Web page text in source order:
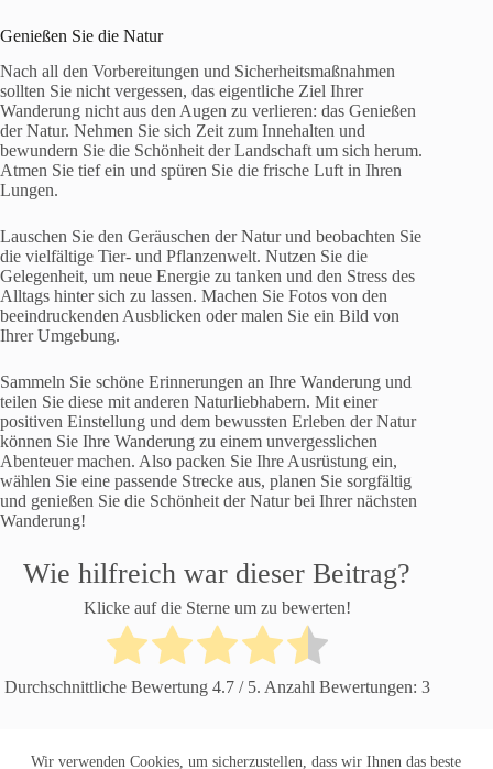
Wir verwenden Cookies, um sicherzustellen, dass wir Ihnen das beste
Genießen Sie die Natur
Nach all den Vorbereitungen und Sicherheitsmaßnahmen
sollten Sie nicht vergessen, das eigentliche Ziel Ihrer
Wanderung nicht aus den Augen zu verlieren: das Genießen
der Natur. Nehmen Sie sich Zeit zum Innehalten und
bewundern Sie die Schönheit der Landschaft um sich herum.
Atmen Sie tief ein und spüren Sie die frische Luft in Ihren
Lungen.
Lauschen Sie den Geräuschen der Natur und beobachten Sie
die vielfältige Tier- und Pflanzenwelt. Nutzen Sie die
Gelegenheit, um neue Energie zu tanken und den Stress des
Alltags hinter sich zu lassen. Machen Sie Fotos von den
beeindruckenden Ausblicken oder malen Sie ein Bild von
Ihrer Umgebung.
Sammeln Sie schöne Erinnerungen an Ihre Wanderung und
teilen Sie diese mit anderen Naturliebhabern. Mit einer
positiven Einstellung und dem bewussten Erleben der Natur
können Sie Ihre Wanderung zu einem unvergesslichen
Abenteuer machen. Also packen Sie Ihre Ausrüstung ein,
wählen Sie eine passende Strecke aus, planen Sie sorgfältig
und genießen Sie die Schönheit der Natur bei Ihrer nächsten
Wanderung!
Wie hilfreich war dieser Beitrag?
Klicke auf die Sterne um zu bewerten!
Durchschnittliche Bewertung 4.7/ 5. Anzahl Bewertungen: 3